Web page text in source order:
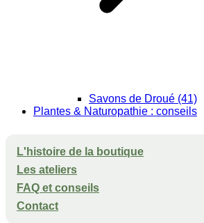
Savons de Droué (41)
Plantes & Naturopathie : conseils
L'histoire de la boutique
Les ateliers
FAQ et conseils
Contact